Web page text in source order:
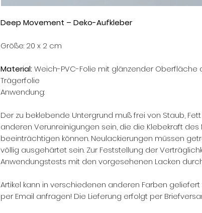
Deep Movement – Deko-Aufkleber
Größe: 20 x 2 cm
Material:Weich-PVC-Folie mit glänzender Oberfläche
Trägerfolie
Anwendung:
Der zu beklebende Untergrund muß frei von Staub,
anderen Verunreinigungen sein, die die Klebekraft des
beeinträchtigen können. Neulackierungen müssen
völlig ausgehärtet sein. Zur Feststellung der
Anwendungstests mit den vorgesehenen Lacken
Artikel kann in verschiedenen anderen Farben
per Email anfragen! Die Lieferung erfolgt per